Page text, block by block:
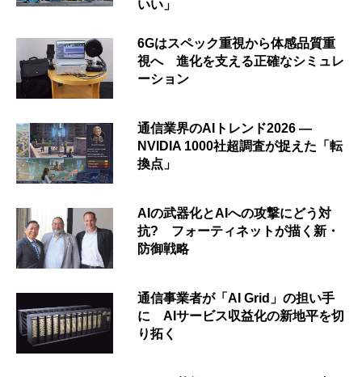
いい」
6Gはスペック重視から体感品質重
視へ 進化を支える正確なシミュレ
ーション
通信業界のAIトレンド2026 ―
NVIDIA 1000社超調査が捉えた「転
換点」
AIの武器化とAIへの攻撃にどう対
抗? フォーティネットが描く新・
防御戦略
通信事業者が「AI Grid」の担い手
に AIサービス収益化の新地平を切
り拓く